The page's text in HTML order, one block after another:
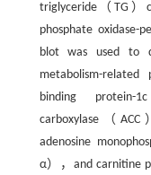
triglyceride（TG）
phosphate oxidase-
blot was used to
metabolism-
binding
carboxylase（
adenosine
α），and carnitine